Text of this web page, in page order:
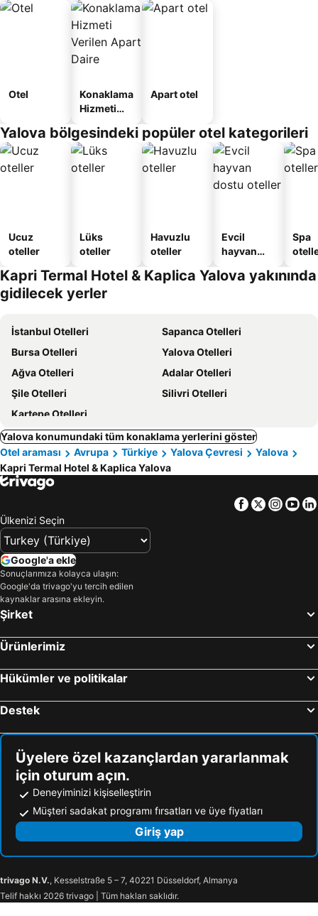
Otel
Konaklama
Hizmeti
Apart
Daire
Apart otel
Yalova bölgesindeki popüler otel kategorileri
Ucuz
oteller
Lüks
oteller
Havuzlu
oteller
Evcil
hayvan
oteller
Spa
Kapri Termal Hotel & Kaplica Yalova yakınında
gidilecek yerler
İstanbul Otelleri
Sapanca Otelleri
Bursa Otelleri
Yalova Otelleri
Ağva Otelleri
Adalar Otelleri
Şile Otelleri
Silivri Otelleri
Kartepe Otelleri
Yalova konumundaki tüm konaklama yerlerini göster
Otel araması
Avrupa Türkiye Yalova Çevresi
Yalova
Kapri Termal Hotel & Kaplica Yalova
Facebook
Twitter
Ülkenizi Seçin
Google'a ekle
Sonuçlarımıza kolayca ulaşın:
Google'da trivago'yu tercih edilen
kaynaklar arasına ekleyin.
Şirket
Ürünlerimiz
Hükümler ve politikalar
Destek
Üyelere özel kazançlardan yararlanmak
için oturum açın.
Deneyiminizi kişiselleştirin
Müşteri sadakat programı fırsatları ve üye fiyatları
Giriş yap
trivago N.V., Kesselstraße 5 – 7, 40221 Düsseldorf, Almanya
Telif hakkı 2026 trivago | Tüm hakları saklıdır.